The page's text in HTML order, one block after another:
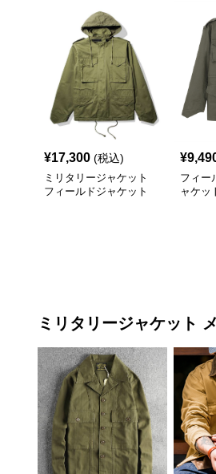
¥17,300 (税込)
ミリタリージャケット
フィールドジャケット
¥
フィー
ャケッ
ミリタリージャケット